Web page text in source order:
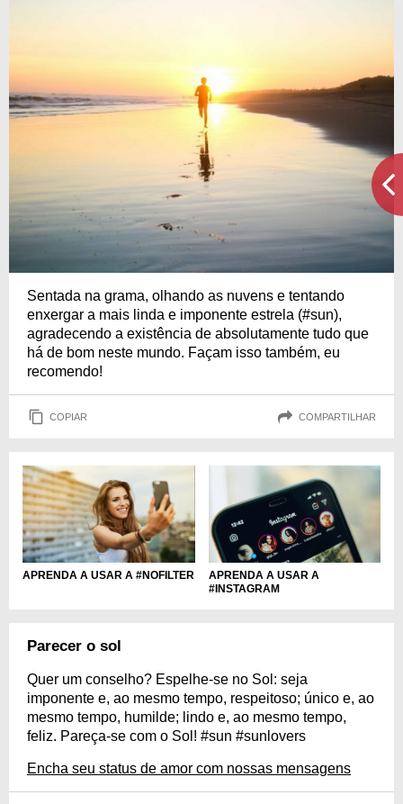
Sentada na grama, olhando as nuvens e tentando
enxergar a mais linda e imponente estrela (#sun),
agradecendo a existência de absolutamente tudo que
há de bom neste mundo. Façam isso também, eu
recomendo!
COPIAR COMPARTILHAR
APRENDA A USAR A #NOFILTER
APRENDA A USAR A
#INSTAGRAM
Parecer o sol
Quer um conselho? Espelhe-se no Sol: seja
imponente e, ao mesmo tempo, respeitoso; único e, ao
mesmo tempo, humilde; lindo e, ao mesmo tempo,
feliz. Pareça-se com o Sol! #sun #sunlovers
Encha seu status de amor com nossas mensagens